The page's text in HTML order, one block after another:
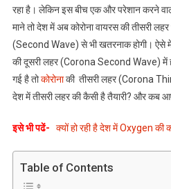
भी
विनाशकारी
होगी
Corona
तीसरी
आएगी?
रहा है। लेकिन इस बीच एक और परेशान करने
माने तो देश में अब कोरोना वायरस की तीसरी
(Second Wave) से भी खतरनाक होगी। ऐसे
की दूसरी लहर (Corona Second Wave) में
गई है तोकोरोनाकी तीसरी लहर (Corona
देश में तीसरी लहर की कैसी है तैयारी? और कब
इसे भी पढें- क्यों हो रही है देश में Oxygen की
Table of Contents